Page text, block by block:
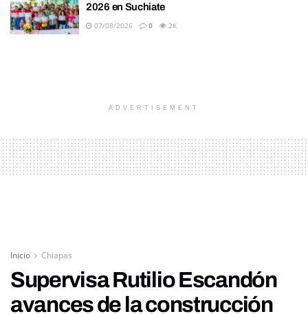
2026 en Suchiate
07/08/2026 0 2K
ADVERTISEMENT
Inicio Chiapas
Supervisa Rutilio Escandón
avances de la construcción